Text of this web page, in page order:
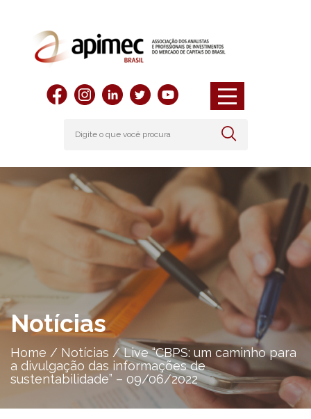
Notícias
Home / Notícias /Live “CBPS: um caminho para
a divulgação das informações de
sustentabilidade” – 09/06/2022